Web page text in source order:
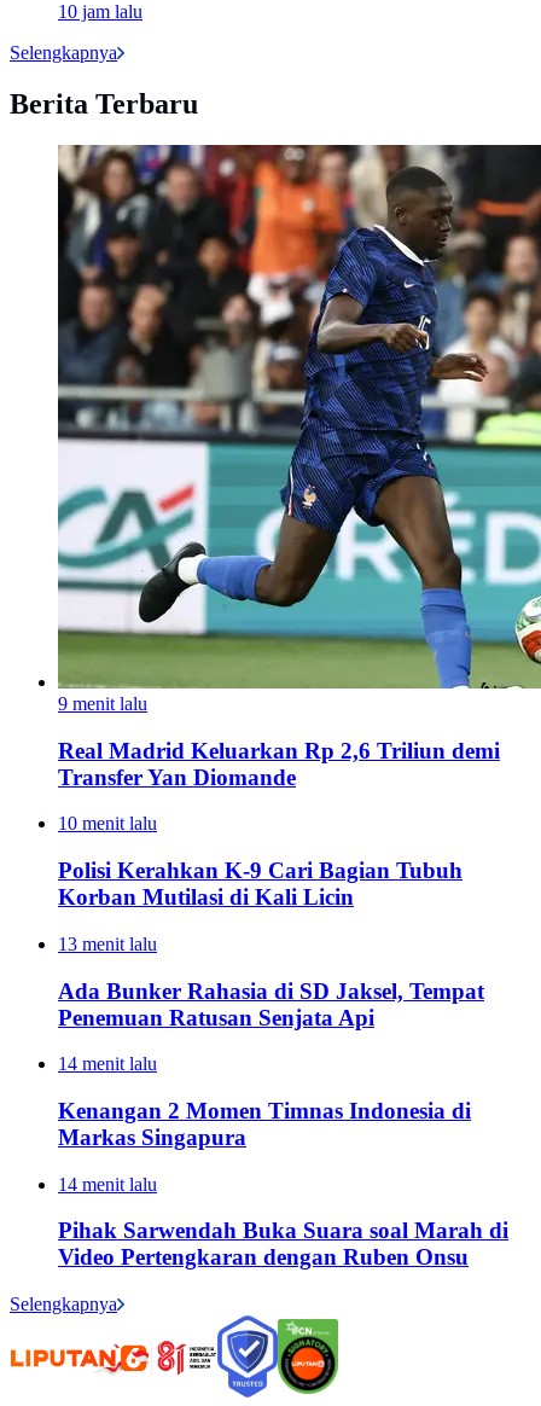
10 jam lalu
Selengkapnya
Berita Terbaru
9 menit lalu
Real Madrid Keluarkan Rp 2,6 Triliun demi
Transfer Yan Diomande
10 menit lalu
Polisi Kerahkan K-9 Cari Bagian Tubuh
Korban Mutilasi di Kali Licin
13 menit lalu
Ada Bunker Rahasia di SD Jaksel, Tempat
Penemuan Ratusan Senjata Api
14 menit lalu
Kenangan 2 Momen Timnas Indonesia di
Markas Singapura
14 menit lalu
Pihak Sarwendah Buka Suara soal Marah di
Video Pertengkaran dengan Ruben Onsu
Selengkapnya